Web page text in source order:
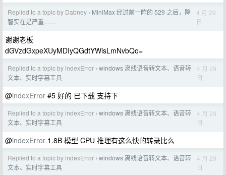
Replied to a topic by Dabney › MiniMax 经过前一阵的 529 之后，降
智实在是严重……
4 月 29
日
谢谢老板
dGVzdGxpeXUyMDIyQGdtYWlsLmNvbQo=
Replied to a topic by indexError › windows 离线语音转文本、语音转
文本、实时字幕工具
4 月 29
日
@indexError #5 好的 已下载 支持下
Replied to a topic by indexError › windows 离线语音转文本、语音转
文本、实时字幕工具
4 月 29
日
@indexError 1.8B 模型 CPU 推理有这么快的转录比么
Replied to a topic by indexError › windows 离线语音转文本、语音转
文本、实时字幕工具
4 月 29
日